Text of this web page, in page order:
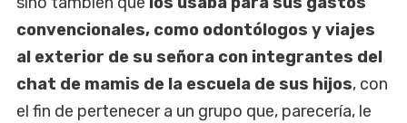
convencionales, como odontólogos y viajes
al exterior de su señora con integrantes del
chat de mamis de la escuela de sus hijos, con
el fin de pertenecer a un grupo que, parecería, le